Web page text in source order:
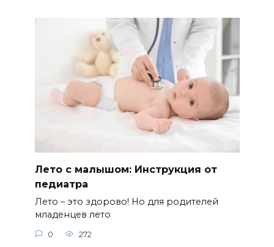
Лето с малышом: Инструкция от
педиатра
Лето – это здорово! Но для родителей
младенцев лето
0 272